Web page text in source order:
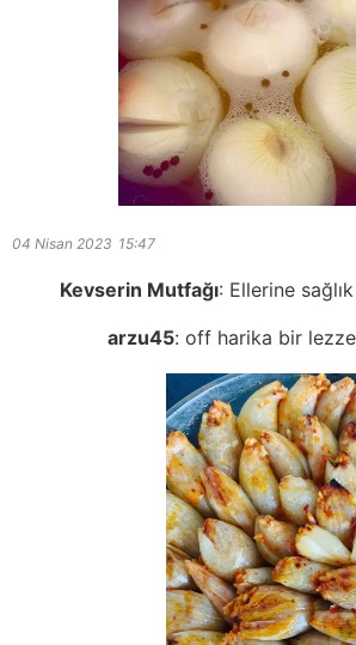
04 Nisan 2023 15:47
Kevserin Mutfağı: Ellerine
arzu45: off harika bir